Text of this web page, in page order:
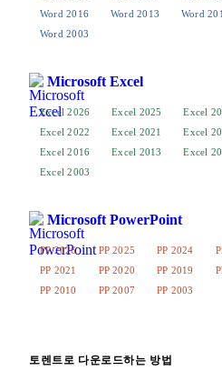
Word 2016
Word 2013 Word
Word 2003
Microsoft Excel
Excel 2026 Excel 2025 Excel
Excel 2022
Excel 2021 Excel
Excel 2016
Excel 2013 Excel
Excel 2003
Microsoft PowerPoint
PP 2026 PP 2025 PP 2024
PP 2021
PP 2020 PP 2019
PP 2010
PP 2007 PP 2003
토렌트로 다운로드하는 방법